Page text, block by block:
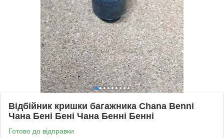
Відбійник кришки багажника Сhana Benni
Чана Бені Бені Чана Бенні Бенні
Готово до відправки